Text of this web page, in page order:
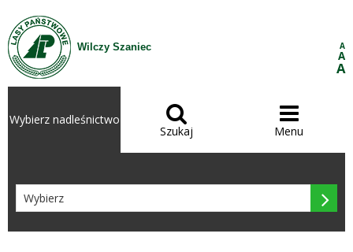
Przejdź do treści
Wilczy Szaniec A
A
A
Wybierz nadleśnictwo 
Szukaj

Menu
